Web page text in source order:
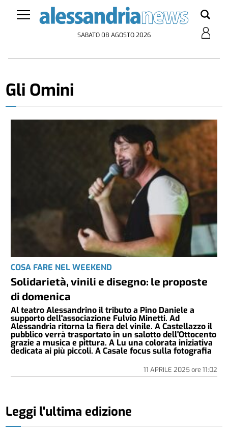
SABATO 08 AGOSTO 2026
Gli Omini
COSA FARE NEL WEEKEND
Solidarietà, vinili e disegno: le proposte
di domenica
Al teatro Alessandrino il tributo a Pino Daniele a
supporto dell'associazione Fulvio Minetti. Ad
Alessandria ritorna la fiera del vinile. A Castellazzo il
pubblico verrà trasportato in un salotto dell'Ottocento
grazie a musica e pittura. A Lu una colorata iniziativa
dedicata ai più piccoli. A Casale focus sulla fotografia
11 APRILE 2025ore 11:02
Leggi l'ultima edizione